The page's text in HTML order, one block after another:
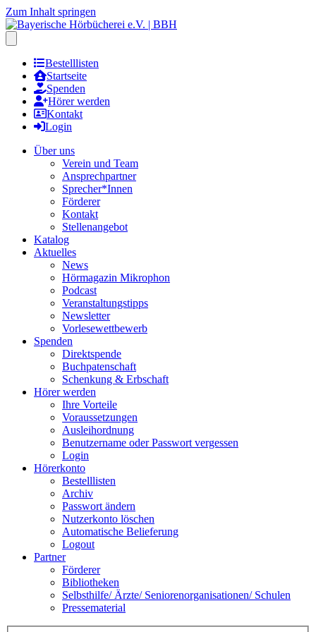
Zum Inhalt springen
Bestelllisten
Startseite
Spenden
Hörer werden
Kontakt
Login
Über uns
Verein und Team
Ansprechpartner
Sprecher*Innen
Förderer
Kontakt
Stellenangebot
Katalog
Aktuelles
News
Hörmagazin Mikrophon
Podcast
Veranstaltungstipps
Newsletter
Vorlesewettbewerb
Spenden
Direktspende
Buchpatenschaft
Schenkung & Erbschaft
Hörer werden
Ihre Vorteile
Voraussetzungen
Ausleihordnung
Benutzername oder Passwort vergessen
Login
Hörerkonto
Bestelllisten
Archiv
Passwort ändern
Nutzerkonto löschen
Automatische Belieferung
Logout
Partner
Förderer
Bibliotheken
Selbsthilfe/ Ärzte/ Seniorenorganisationen/ Schulen
Pressematerial